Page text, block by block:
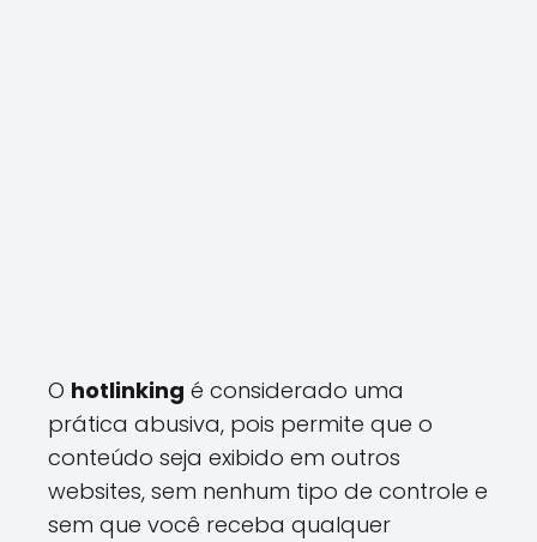
O hotlinking é considerado uma
prática abusiva, pois permite que o
conteúdo seja exibido em outros
websites, sem nenhum tipo de controle e
sem que você receba qualquer